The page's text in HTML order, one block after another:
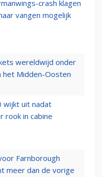
crash klagen
vangen mogelijk
wereldwijd onder
het Midden-Oosten
wijkt uit nadat
rook in cabine
Farnborough
meer dan de vorige